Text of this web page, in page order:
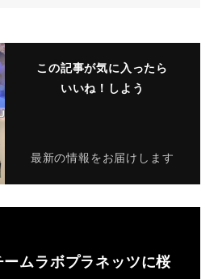
この記事が気に入ったら
いいね！しよう
最新の情報をお届けします
ームラボプラネッツに桜